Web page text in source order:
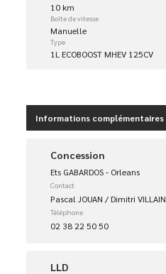
10 km
Boîte de vitesse
Manuelle
Type
1L ECOBOOST MHEV 125CV
Informations complémentaires
Concession
Ets GABARDOS - Orleans
Contact
Pascal JOUAN / Dimitri VILLAIN
Téléphone
02 38 22 50 50
LLD